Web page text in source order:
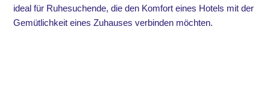
ideal für Ruhesuchende, die den Komfort eines Hotels mit der
Gemütlichkeit eines Zuhauses verbinden möchten.